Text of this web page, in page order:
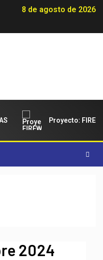
8 de agosto de 2026
Proyecto:
2024